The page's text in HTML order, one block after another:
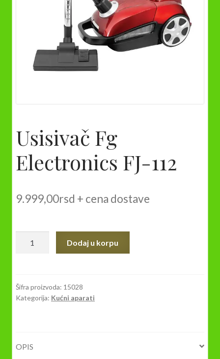
Usisivač Fg
Electronics FJ-112
9.999,00rsd + cena dostave
112
količina
Dodaj u korpu
Šifra proizvoda: 15028
Kategorija: Kućni aparati
OPIS